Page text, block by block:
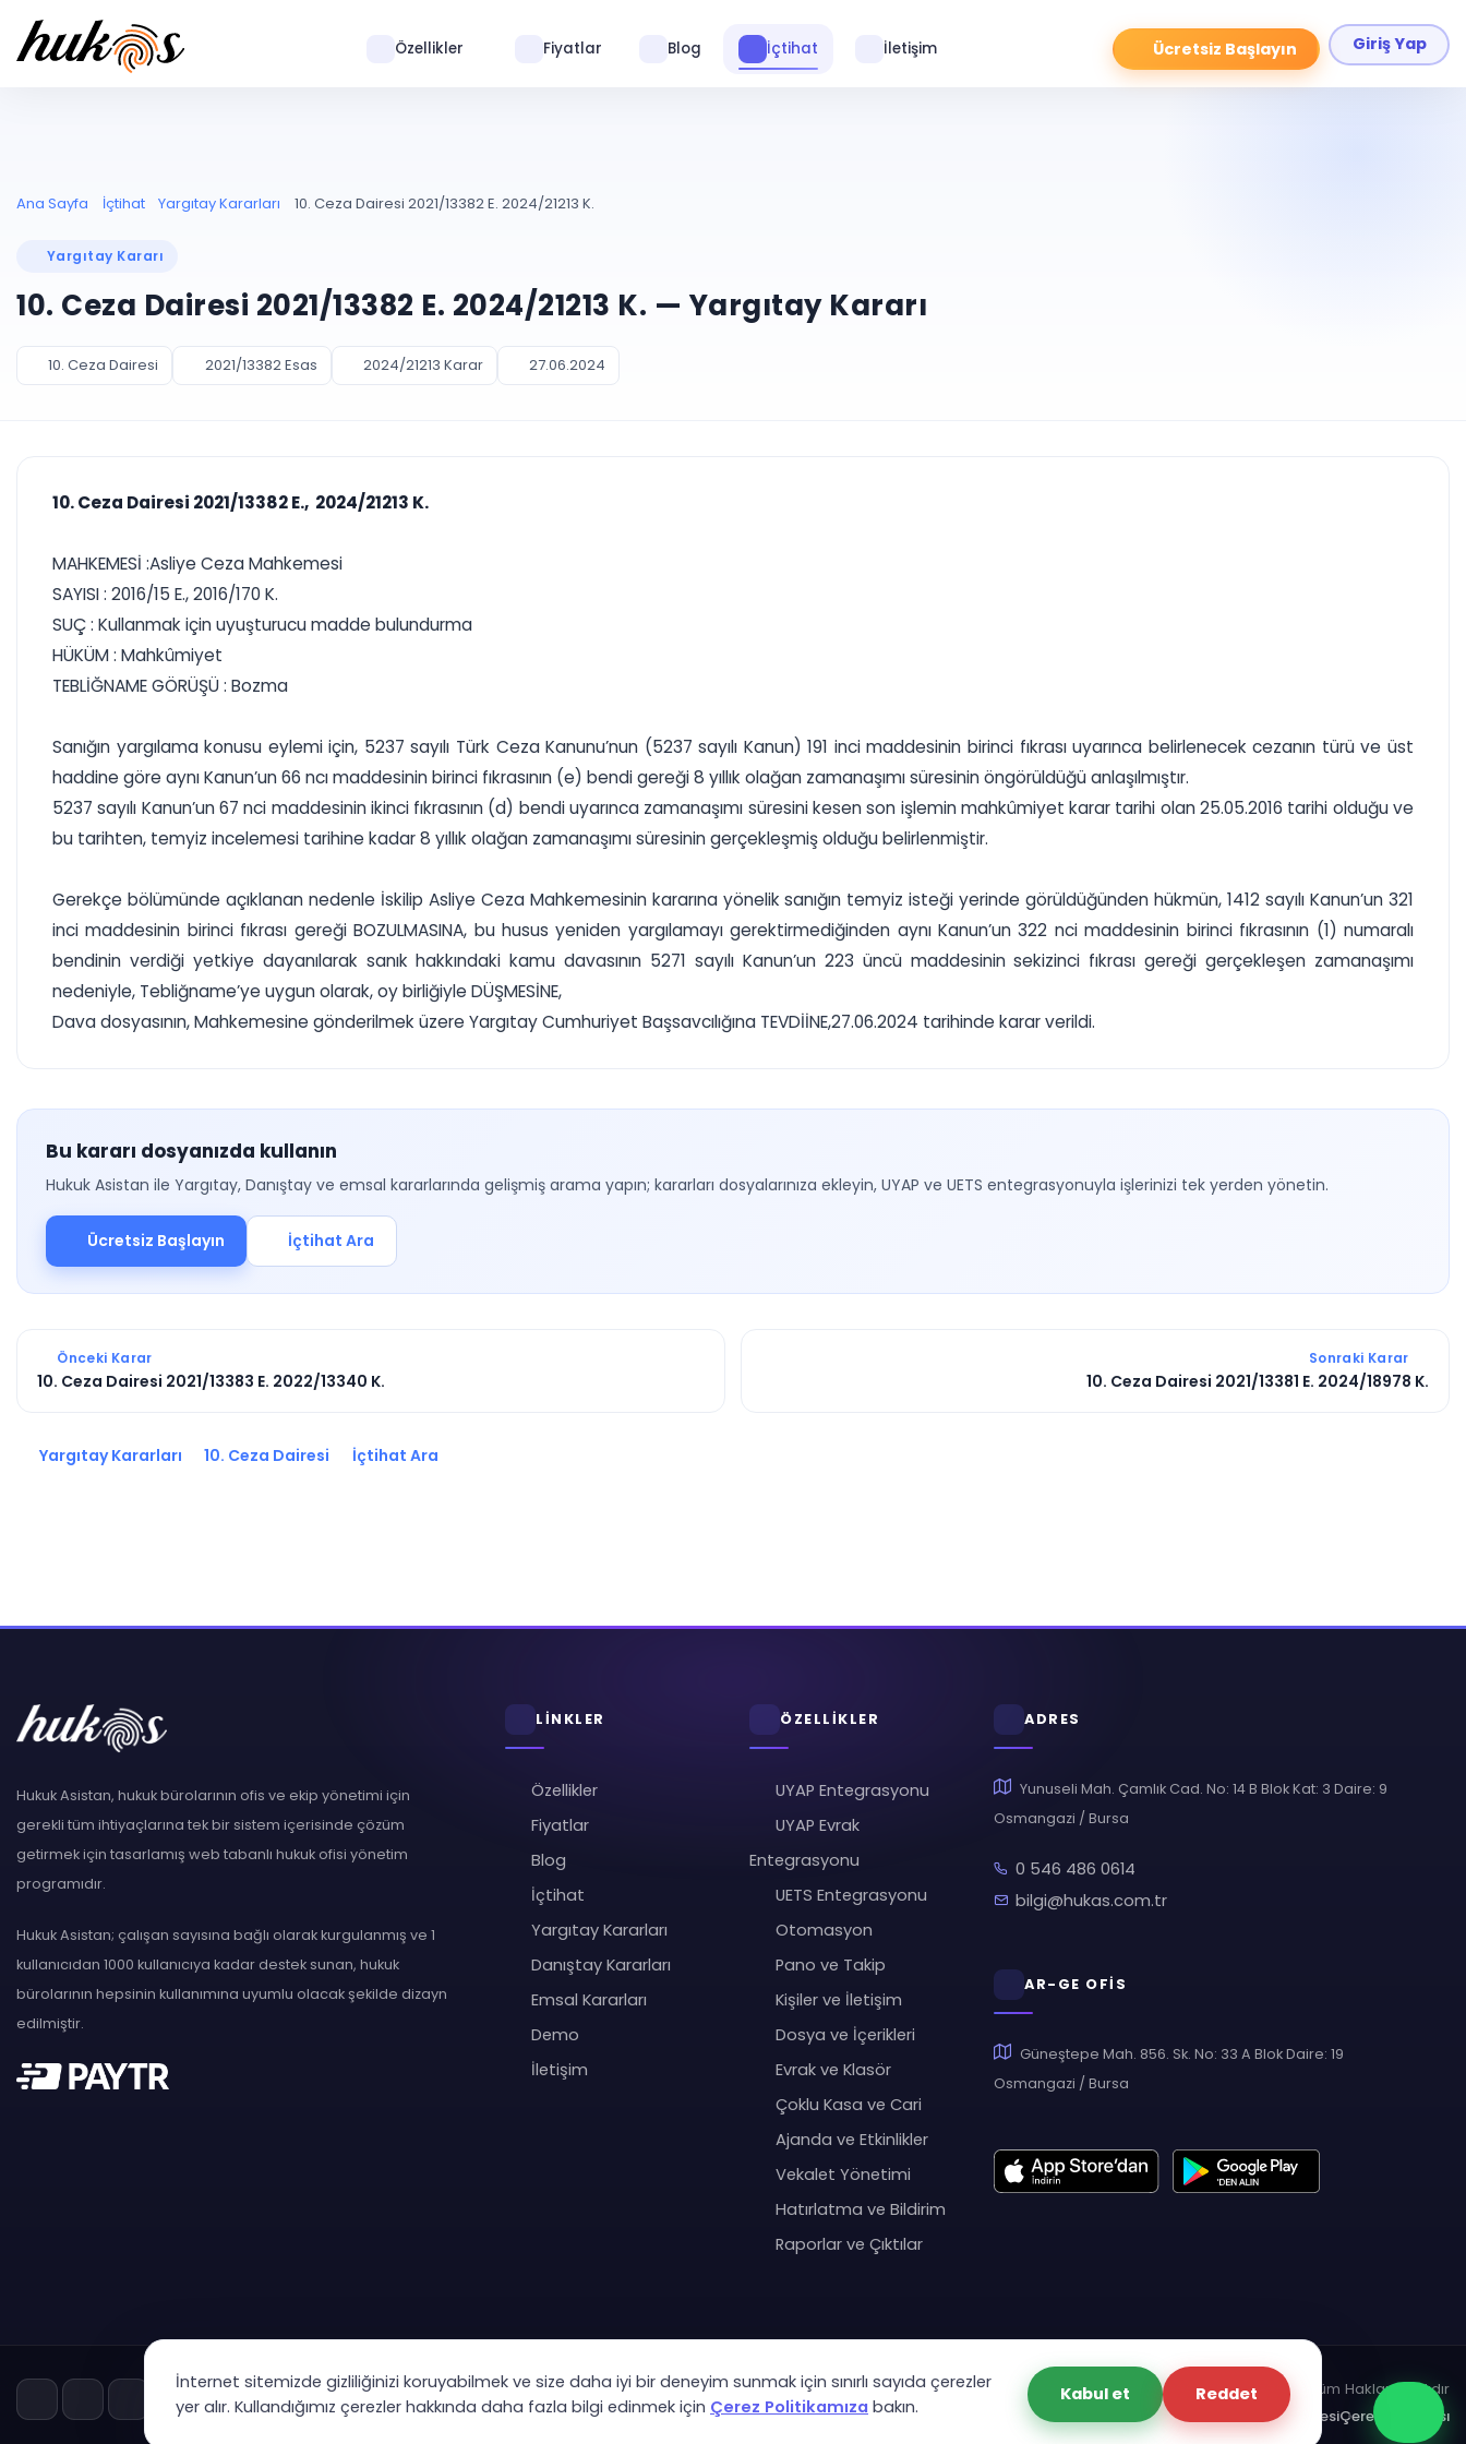
Ücretsiz Başlayın Giriş Yap
Özellikler Fiyatlar Blog İçtihat İletişim
Ana Sayfa İçtihat Yargıtay Kararları 10. Ceza Dairesi 2021/13382 E. 2024/21213 K.
Yargıtay Kararı
10. Ceza Dairesi 2021/13382 E. 2024/21213 K. — Yargıtay Kararı
10. Ceza Dairesi 2021/13382 Esas 2024/21213 Karar 27.06.2024
10. Ceza Dairesi 2021/13382 E., 2024/21213 K.
MAHKEMESİ :Asliye Ceza Mahkemesi
SAYISI : 2016/15 E., 2016/170 K.
SUÇ : Kullanmak için uyuşturucu madde bulundurma
HÜKÜM : Mahkûmiyet
TEBLİĞNAME GÖRÜŞÜ : Bozma
Sanığın yargılama konusu eylemi için, 5237 sayılı Türk Ceza Kanunu’nun (5237 sayılı Kanun) 191 inci maddesinin birinci fıkrası uyarınca belirlenecek cezanın türü ve üst
haddine göre aynı Kanun’un 66 ncı maddesinin birinci fıkrasının (e) bendi gereği 8 yıllık olağan zamanaşımı süresinin öngörüldüğü anlaşılmıştır.
5237 sayılı Kanun’un 67 nci maddesinin ikinci fıkrasının (d) bendi uyarınca zamanaşımı süresini kesen son işlemin mahkûmiyet karar tarihi olan 25.05.2016 tarihi olduğu ve
bu tarihten, temyiz incelemesi tarihine kadar 8 yıllık olağan zamanaşımı süresinin gerçekleşmiş olduğu belirlenmiştir.
Gerekçe bölümünde açıklanan nedenle İskilip Asliye Ceza Mahkemesinin kararına yönelik sanığın temyiz isteği yerinde görüldüğünden hükmün, 1412 sayılı Kanun’un 321
inci maddesinin birinci fıkrası gereği BOZULMASINA, bu husus yeniden yargılamayı gerektirmediğinden aynı Kanun’un 322 nci maddesinin birinci fıkrasının (1) numaralı
bendinin verdiği yetkiye dayanılarak sanık hakkındaki kamu davasının 5271 sayılı Kanun’un 223 üncü maddesinin sekizinci fıkrası gereği gerçekleşen zamanaşımı
nedeniyle, Tebliğname’ye uygun olarak, oy birliğiyle DÜŞMESİNE,
Dava dosyasının, Mahkemesine gönderilmek üzere Yargıtay Cumhuriyet Başsavcılığına TEVDİİNE,27.06.2024 tarihinde karar verildi.
Bu kararı dosyanızda kullanın
Hukuk Asistan ile Yargıtay, Danıştay ve emsal kararlarında gelişmiş arama yapın; kararları dosyalarınıza ekleyin, UYAP ve UETS entegrasyonuyla işlerinizi tek yerden yönetin.
Ücretsiz Başlayın İçtihat Ara
Önceki Karar
10. Ceza Dairesi 2021/13383 E. 2022/13340 K.
Sonraki Karar
10. Ceza Dairesi 2021/13381 E. 2024/18978 K.
Yargıtay Kararları 10. Ceza Dairesi İçtihat Ara
Hukuk Asistan, hukuk bürolarının ofis ve ekip yönetimi için
gerekli tüm ihtiyaçlarına tek bir sistem içerisinde çözüm
getirmek için tasarlamış web tabanlı hukuk ofisi yönetim
programıdır.
Hukuk Asistan; çalışan sayısına bağlı olarak kurgulanmış ve 1
kullanıcıdan 1000 kullanıcıya kadar destek sunan, hukuk
bürolarının hepsinin kullanımına uyumlu olacak şekilde dizayn
edilmiştir.
LİNKLER
Özellikler
Fiyatlar
Blog
İçtihat
Yargıtay Kararları
Danıştay Kararları
Emsal Kararları
Demo
İletişim
ÖZELLİKLER
UYAP Entegrasyonu
UYAP Evrak
Entegrasyonu
UETS Entegrasyonu
Otomasyon
Pano ve Takip
Kişiler ve İletişim
Dosya ve İçerikleri
Evrak ve Klasör
Çoklu Kasa ve Cari
Ajanda ve Etkinlikler
Vekalet Yönetimi
Hatırlatma ve Bildirim
Raporlar ve Çıktılar
ADRES
Yunuseli Mah. Çamlık Cad. No: 14 B Blok Kat: 3 Daire: 9
Osmangazi / Bursa
0 546 486 0614
bilgi@hukas.com.tr
AR-GE OFİS
Güneştepe Mah. 856. Sk. No: 33 A Blok Daire: 19
Osmangazi / Bursa
Copyright © 2007 - 2026 Hukas | Hukuk Asistan • Tüm Hakları Saklıdır
KVK Aydınlatma Metni
Gizlilik Politikası Güvenlik SözleşmesiÇerez Politikası
İnternet sitemizde gizliliğinizi koruyabilmek ve size daha iyi bir deneyim sunmak için sınırlı sayıda çerezler
yer alır. Kullandığımız çerezler hakkında daha fazla bilgi edinmek için Çerez Politikamıza bakın.
Kabul et Reddet